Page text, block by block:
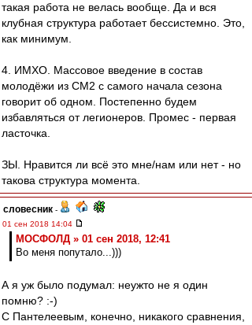
такая работа не велась вообще. Да и вся
клубная структура работает бессистемно. Это,
как минимум.
4. ИМХО. Массовое введение в состав
молодёжи из СМ2 с самого начала сезона
говорит об одном. Постепенно будем
избавляться от легионеров. Промес - первая
ласточка.
ЗЫ. Нравится ли всё это мне/нам или нет - но
такова структура момента.
словесник -
01 сен 2018 14:04
МОСФОЛД » 01 сен 2018, 12:41
Во меня попутало...)))
А я уж было подумал: неужто не я один
помню? :-)
С Пантелеевым, конечно, никакого сравнения,